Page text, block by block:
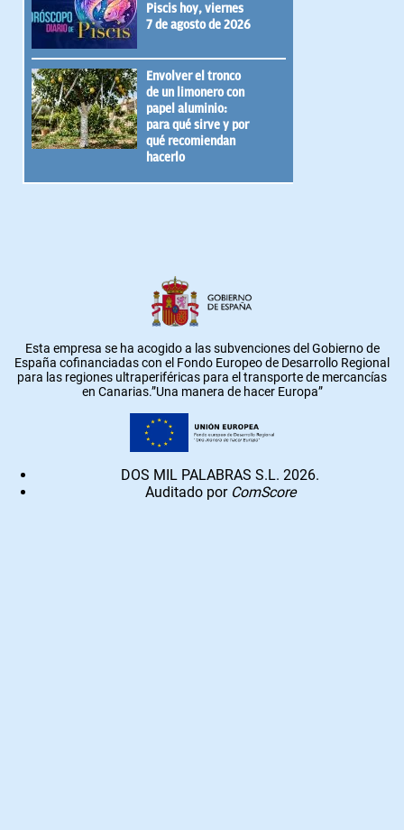
Piscis hoy, viernes
7 de agosto de 2026
Envolver el tronco
de un limonero con
papel aluminio:
para qué sirve y por
qué recomiendan
hacerlo
Esta empresa se ha acogido a las subvenciones del Gobierno de
España cofinanciadas con el Fondo Europeo de Desarrollo Regional
para las regiones ultraperiféricas para el transporte de mercancías
en Canarias.”Una manera de hacer Europa”
DOS MIL PALABRAS S.L. 2026.
Auditado por ComScore